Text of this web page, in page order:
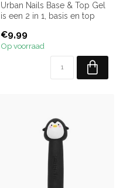
Urban Nails Base & Top Gel
is een 2 in 1, basis en top
€9,99
Op voorraad